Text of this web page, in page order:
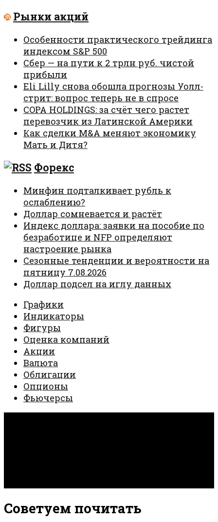
Рынки акций
Особенности практического трейдинга
индексом S&P 500
Сбер — на пути к 2 трлн руб. чистой
прибыли
Eli Lilly снова обошла прогнозы Уолл-
стрит: вопрос теперь не в спросе
COPA HOLDINGS: за счёт чего растет
перевозчик из Латинской Америки
Как сделки M&A меняют экономику
Мать и Дитя?
Форекс
Минфин подталкивает рубль к
ослаблению?
Доллар сомневается и растёт
Индекс доллара: заявки на пособие по
безработице и NFP определяют
настроение рынка
Сезонные тенденции и вероятности на
пятницу 7.08.2026
Доллар подсел на иглу данных
Графики
Индикаторы
Фигуры
Оценка компаний
Акции
Валюта
Облигации
Опционы
Фьючерсы
Советуем почитать